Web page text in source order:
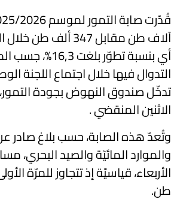
آلاف طن مقابل 347
أي بنسبة تطوّر
التدوال فيها خلال اجتماع اللجنة
تدخّل صندوق النهوض بجودة
الاثنين المنقضي .
وتُعدّ هذه الصابة، حسب بلاغ صادر
والموارد المائيّة والصيد البحري،
طن.